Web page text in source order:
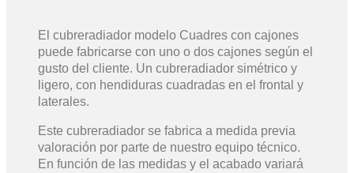
El cubreradiador modelo Cuadres con cajones
puede fabricarse con uno o dos cajones según el
gusto del cliente. Un cubreradiador simétrico y
ligero, con hendiduras cuadradas en el frontal y
laterales.
Este cubreradiador se fabrica a medida previa
valoración por parte de nuestro equipo técnico.
En función de las medidas y el acabado variará